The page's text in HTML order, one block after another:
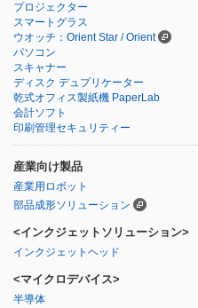
プロジェクター
スマートグラス
ウオッチ：Orient Star / Orient
パソコン
スキャナー
ディスク デュプリケーター
乾式オフィス製紙機 PaperLab
会計ソフト
印刷管理セキュリティー
産業向け製品
産業用ロボット
部品成形ソリューション
<インクジェットソリューション>
インクジェットヘッド
<マイクロデバイス>
半導体